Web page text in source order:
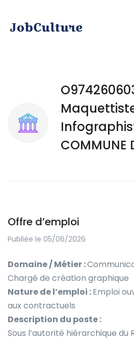
COMMUNE
Offre d’emploi
Publiée le 05/06/2026
Domaine / Métier :
Chargé de création graphique
Nature de l’emploi :Emploi
aux contractuels
Description du poste :
Sous l’autorité hiérarchique du